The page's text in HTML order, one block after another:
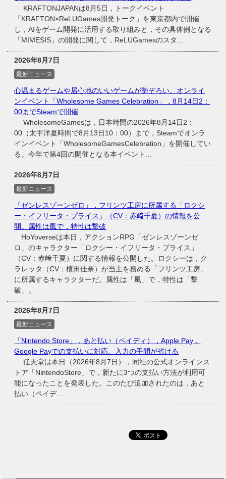
KRAFTONJAPANは8月5日，トークイベント
「KRAFTON×ReLUGames開発トーク」を東京都内で開催
し，AIをゲーム開発に活用する取り組みと，その具体例となる
「MIMESIS」の開発に関して，ReLUGamesのスタ...
2026年8月7日
最新ニュース
心温まるゲームや居心地のいいゲームが勢ぞろい。オンライ
ンイベント「Wholesome Games Celebration」，8月14日2：
00までSteamで開催
WholesomeGamesは，日本時間の2026年8月14日2：
00（太平洋夏時間で8月13日10：00）まで，Steamでオンラ
インイベント「WholesomeGamesCelebration」を開催してい
る。今年で第4回の開催となる本イベント...
2026年8月7日
最新ニュース
「ゼンレスゾーンゼロ」，フリンツ工房に所属する「ロクシ
ー・イフリータ・プライス」（CV：赤﨑千夏）の情報を公
開。属性は風で，特性は撃破
HoYoverseは本日，アクションRPG「ゼンレスゾーンゼ
ロ」のキャラクター「ロクシー・イフリータ・プライス」
（CV：赤﨑千夏）に関する情報を公開した。ロクシーは，ク
ラレッタ（CV：植田佳奈）が当主を務める「フリンツ工房」
に所属するキャラクターだ。属性は「風」で，特性は「撃
破」。
2026年8月7日
最新ニュース
「Nintendo Store」，あと払い（ペイディ），Apple Pay，
Google Payでの支払いに対応。入力の手間が省ける
任天堂は本日（2026年8月7日），同社の公式オンラインス
トア「NintendoStore」で，新たに3つの支払い方法が利用可
能になったことを発表した。このたび追加されたのは，あと
払い（ペイデ...